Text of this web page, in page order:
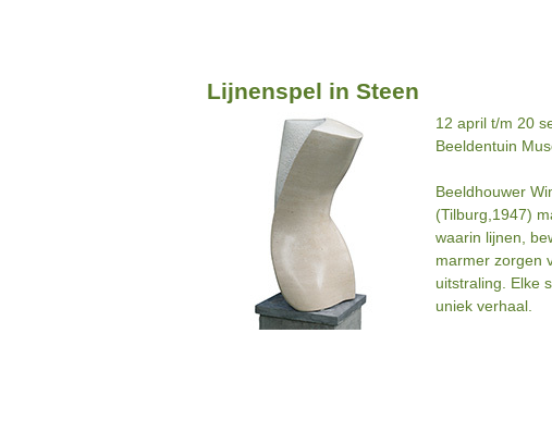
Lijnenspel in Steen
12 april t/m 20
Beeldentuin
Beeldhouwer
(Tilburg,1947)
waarin lijnen,
marmer zorgen
uitstraling. Elke
uniek verhaal.